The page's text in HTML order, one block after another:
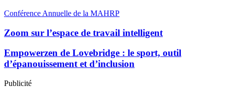
Conférence Annuelle de la MAHRP
Zoom sur l’espace de travail intelligent
Empowerzen de Lovebridge : le sport, outil
d’épanouissement et d’inclusion
Publicité